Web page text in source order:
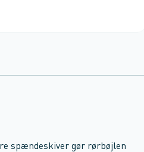
spændeskiver gør rørbøjlen